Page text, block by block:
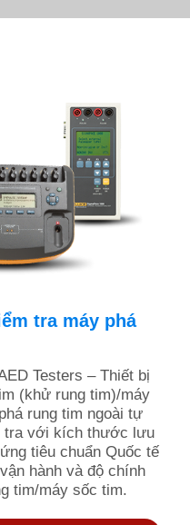
tra máy phá
Testers – Thiết bị
(khử rung tim)/máy
rung tim ngoài tự
tra với kích thước lưu
tiêu chuẩn Quốc tế
hành và độ chính
tim/máy sốc tim.